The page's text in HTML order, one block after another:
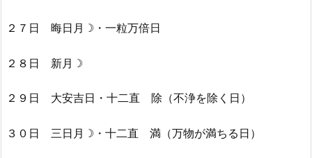
２７日 晦日月☽・一粒万倍日
２８日 新月☽
２９日 大安吉日・十二直 除（不浄を除く日）
３０日 三日月☽・十二直 満（万物が満ちる日）